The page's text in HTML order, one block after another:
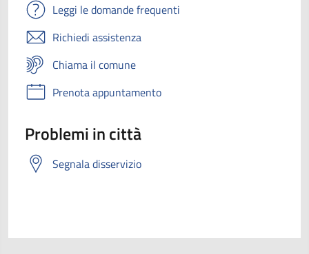
Leggi le domande frequenti
Richiedi assistenza
Chiama il comune
Prenota appuntamento
Problemi in città
Segnala disservizio